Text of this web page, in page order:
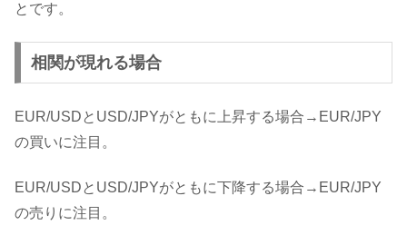
とです。
相関が現れる場合
EUR/USDとUSD/JPYがともに上昇する場合→EUR/JPY
の買いに注目。
EUR/USDとUSD/JPYがともに下降する場合→EUR/JPY
の売りに注目。